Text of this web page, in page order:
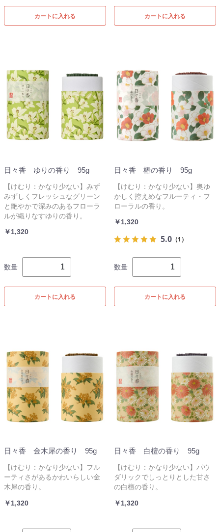
カートに入れる カートに入れる
日々香 ゆりの香り 95g
【けむり：かなり少ない】みず
みずしくフレッシュなグリーン
と艶やかで深みのあるフローラ
ルが織りなすゆりの香り。
￥1,320
数量
カートに入れる
日々香 椿の香り 95g
【けむり：かなり少ない】奥ゆ
かしく控えめなフルーティ・フ
ローラルの香り。
￥1,320
5.0 （1）
数量
カートに入れる
日々香 金木犀の香り 95g
【けむり：かなり少ない】フル
ーティさがあるかわいらしい金
木犀の香り。
￥1,320
日々香 白檀の香り 95g
【けむり：かなり少ない】パウ
ダリックでしっとりとした甘さ
の白檀の香り。
￥1,320